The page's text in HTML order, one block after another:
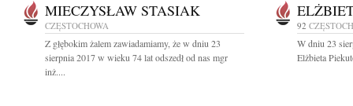
MIECZYSŁAW STASIAK
CZĘSTOCHOWA
Z głębokim żalem zawiadamiamy, że w dniu 23
sierpnia 2017 w wieku 74 lat odszedł od nas mgr
inż....
92
W dniu 23
Elżbieta